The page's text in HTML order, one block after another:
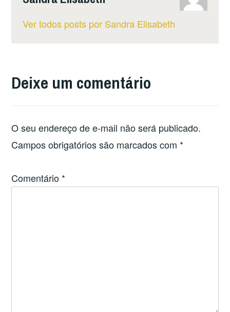
Ver todos posts por Sandra Elisabeth
Deixe um comentário
O seu endereço de e-mail não será publicado.
Campos obrigatórios são marcados com *
Comentário *